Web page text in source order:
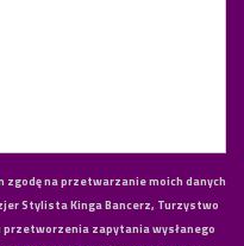
zgodę na przetwarzanie moich danych
Stylista Kinga Bancerz, Turzystwo
przetworzenia zapytania wysłanego